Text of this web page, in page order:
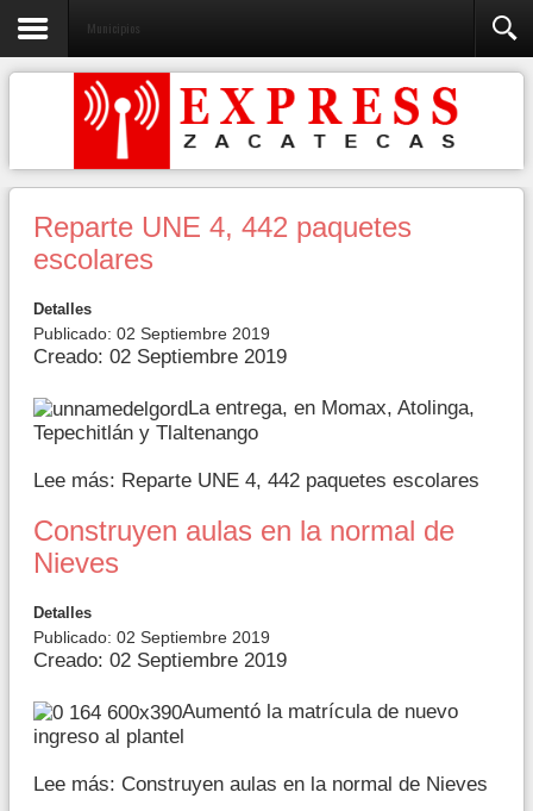
Municipios
Reparte UNE 4, 442 paquetes
escolares
Detalles
Publicado: 02 Septiembre 2019
Creado: 02 Septiembre 2019
La entrega, en Momax, Atolinga,
Tepechitlán y Tlaltenango
Lee más: Reparte UNE 4, 442 paquetes escolares
Construyen aulas en la normal de
Nieves
Detalles
Publicado: 02 Septiembre 2019
Creado: 02 Septiembre 2019
Aumentó la matrícula de nuevo
ingreso al plantel
Lee más: Construyen aulas en la normal de Nieves